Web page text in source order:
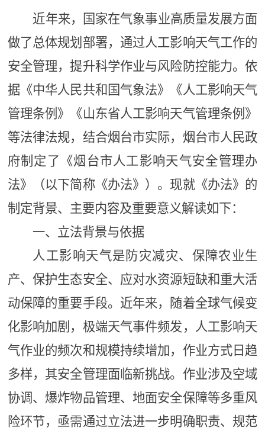
近年来， 国家在气象事业高质量发展方面
做了总体规划 部署， 通过人工影响天气工作的
安全管理，提升科学作业与风险防控能力。依
据《中华人民共和国气象法》《人工影响天气
管理条例》《山东省人工影响天气管理条例》
等法律法规，结合烟台市实际，烟台市人民政
府制定了《烟台市人工影响天气安全管理办
法》（以下简称《办法》）。现就《办法》的
制定背景、主要内容及重要意义解读如下：
一、立法背景与依据
人工影响天气是防灾减灾、保障农业生
产、保护生态安全、应对水资源短缺和重大活
动保障的重要手段。近年来，随着全球气候变
化影响加剧，极端天气事件频发，人工影响天
气作业的频次和规模持续增加，作业方式日趋
多样，其安全管理面临新挑战。作业涉及空域
协调、爆炸物品管理、地面安全保障等多重风
险环节，亟需通过立法进一步明确职责、规范